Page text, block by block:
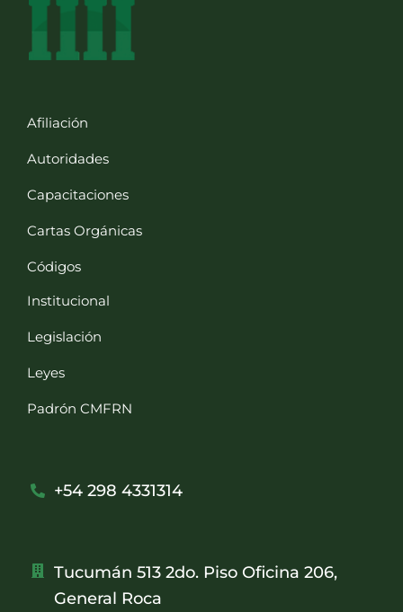
Afiliación
Autoridades
Capacitaciones
Cartas Orgánicas
Códigos
Institucional
Legislación
Leyes
Padrón CMFRN
+54 298 4331314
Tucumán 513 2do. Piso Oficina 206,
General Roca